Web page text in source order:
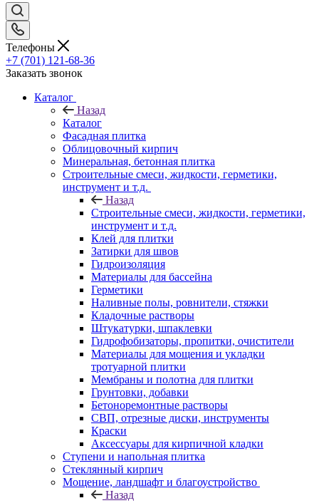
Телефоны
+7 (701) 121-68-36
Заказать звонок
Каталог
Назад
Каталог
Фасадная плитка
Облицовочный кирпич
Минеральная, бетонная плитка
Строительные смеси, жидкости, герметики,
инструмент и т.д.
Назад
Строительные смеси, жидкости, герметики,
инструмент и т.д.
Клей для плитки
Затирки для швов
Гидроизоляция
Материалы для бассейна
Герметики
Наливные полы, ровнители, стяжки
Кладочные растворы
Штукатурки, шпаклевки
Гидрофобизаторы, пропитки, очистители
Материалы для мощения и укладки
тротуарной плитки
Мембраны и полотна для плитки
Грунтовки, добавки
Бетоноремонтные растворы
СВП, отрезные диски, инструменты
Краски
Аксессуары для кирпичной кладки
Ступени и напольная плитка
Cтеклянный кирпич
Мощение, ландшафт и благоустройство
Назад